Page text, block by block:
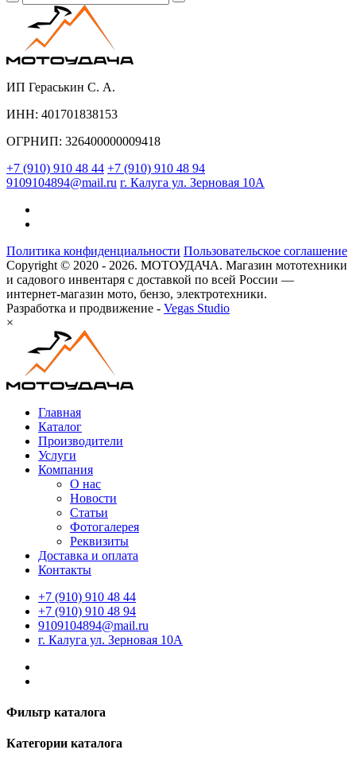
ИП Гераськин С. А.
ИНН: 401701838153
ОГРНИП: 326400000009418
+7 (910) 910 48 44 +7 (910) 910 48 94
9109104894@mail.ru г. Калуга ул. Зерновая 10А
Политика конфиденциальности Пользовательское соглашение
Copyright © 2020 - 2026. МОТОУДАЧА. Магазин мототехники
и садового инвентаря с доставкой по всей России —
интернет-магазин мото, бензо, электротехники.
Разработка и продвижение - Vegas Studio
×
Главная
Каталог
Производители
Услуги
Компания
О нас
Новости
Статьи
Фотогалерея
Реквизиты
Доставка и оплата
Контакты
+7 (910) 910 48 44
+7 (910) 910 48 94
9109104894@mail.ru
г. Калуга ул. Зерновая 10А
Фильтр каталога
Категории каталога